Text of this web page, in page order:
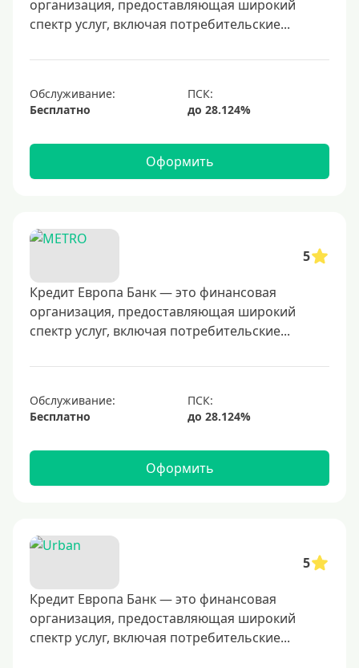
50000 руб
60000 руб
70000 руб
100000 руб
350000 руб
500000 руб
600000 руб
700000 руб
1000000 руб
С небольшим лимитом
С большим лимитом
Тип карты
Visa
UnionPay
Мир
организация, предоставляющая широкий
спектр услуг, включая потребительские...
Обслуживание:
Бесплатно
Оформить
5
Кредит Европа Банк — это финансовая
организация, предоставляющая широкий
спектр услуг, включая потребительские...
Обслуживание:
Бесплатно
Оформить
5
Кредит Европа Банк — это финансовая
организация, предоставляющая широкий
спектр услуг, включая потребительские...